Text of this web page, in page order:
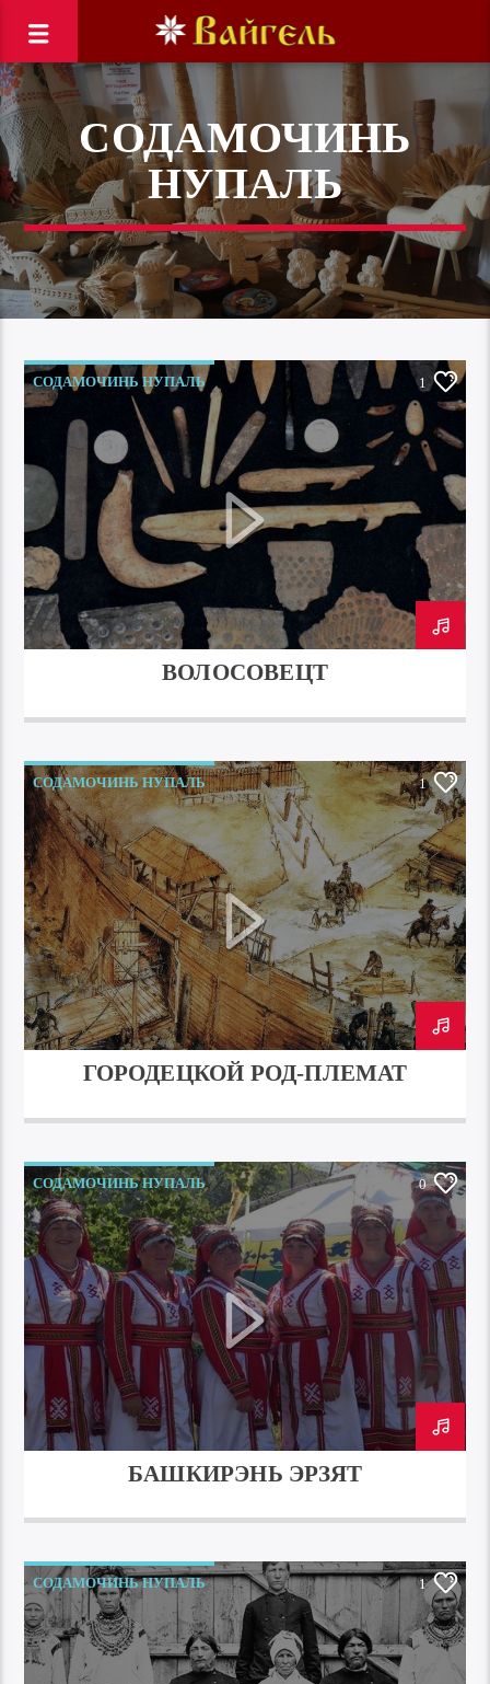
СОДАМОЧИНЬ
НУПАЛЬ
СОДАМОЧИНЬ НУПАЛЬ 1
ВОЛОСОВЕЦТ
СОДАМОЧИНЬ НУПАЛЬ 1
ГОРОДЕЦКОЙ РОД-ПЛЕМАТ
СОДАМОЧИНЬ НУПАЛЬ 0
БАШКИРЭНЬ ЭРЗЯТ
СОДАМОЧИНЬ НУПАЛЬ 1